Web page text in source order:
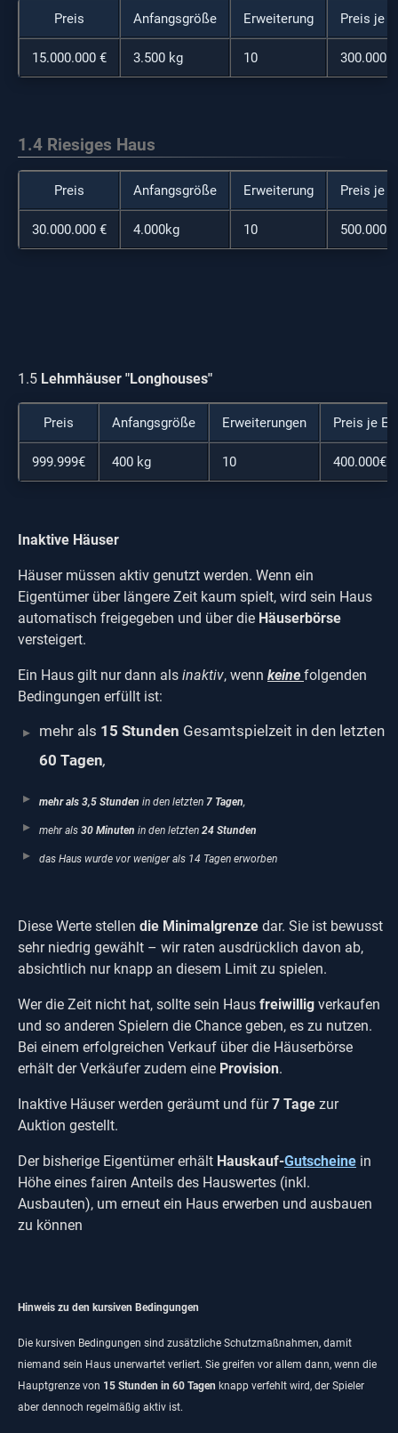
Preis Anfangsgröße Erweiterung Preis je
15.000.000 € 3.500 kg 10 300.000 €
1.4 Riesiges Haus
Preis Anfangsgröße Erweiterung Preis je
30.000.000 € 4.000kg 10 500.000 €
1.5 Lehmhäuser "Longhouses"
Preis Anfangsgröße Erweiterungen Preis je
999.999€ 400 kg 10 400.000€
Inaktive Häuser
Häuser müssen aktiv genutzt werden. Wenn ein
Eigentümer über längere Zeit kaum spielt, wird sein Haus
automatisch freigegeben und über die Häuserbörse
versteigert.
Ein Haus gilt nur dann als inaktiv, wenn keine folgenden
Bedingungen erfüllt ist:
mehr als 15 Stunden Gesamtspielzeit in den letzten
60 Tagen,
mehr als 3,5 Stunden in den letzten 7 Tagen,
mehr als 30 Minuten in den letzten 24 Stunden
das Haus wurde vor weniger als 14 Tagen erworben
Diese Werte stellen die Minimalgrenze dar. Sie ist bewusst
sehr niedrig gewählt – wir raten ausdrücklich davon ab,
absichtlich nur knapp an diesem Limit zu spielen.
Wer die Zeit nicht hat, sollte sein Haus freiwillig verkaufen
und so anderen Spielern die Chance geben, es zu nutzen.
Bei einem erfolgreichen Verkauf über die Häuserbörse
erhält der Verkäufer zudem eine Provision.
Inaktive Häuser werden geräumt und für7 Tage zur
Auktion gestellt.
Der bisherige Eigentümer erhält Hauskauf-Gutscheine in
Höhe eines fairen Anteils des Hauswertes (inkl.
Ausbauten), um erneut ein Haus erwerben und ausbauen
zu können
Hinweis zu den kursiven Bedingungen
Die kursiven Bedingungen sind zusätzliche Schutzmaßnahmen, damit
niemand sein Haus unerwartet verliert. Sie greifen vor allem dann, wenn die
Hauptgrenze von 15 Stunden in 60 Tagen knapp verfehlt wird, der Spieler
aber dennoch regelmäßig aktiv ist.